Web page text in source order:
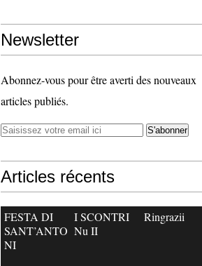
Newsletter
Abonnez-vous pour être averti des nouveaux
articles publiés.
Articles récents
FESTA DI
SANT’ANTO
NI
I SCONTRI
Nu II
Ringrazii